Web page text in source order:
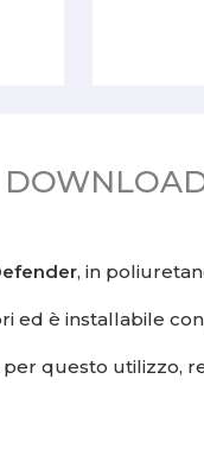
, in
ed è installabile
questo